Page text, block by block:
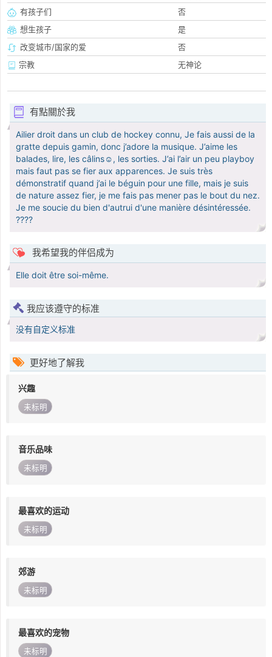
有孩子们
否
想生孩子
是
改变城市/国家的爱
否
宗教
无神论
有點關於我
Ailier droit dans un club de hockey connu, Je fais aussi de la
gratte depuis gamin, donc j’adore la musique. J’aime les
balades, lire, les câlins☺️, les sorties. J’ai l’air un peu playboy
mais faut pas se fier aux apparences. Je suis très
démonstratif quand j’ai le béguin pour une fille, mais je suis
de nature assez fier, je me fais pas mener pas le bout du nez.
Je me soucie du bien d'autrui d'une manière désintéressée.
????
我希望我的伴侣成为
Elle doit être soi-même.
我应该遵守的标准
没有自定义标准
更好地了解我
兴趣
未标明
音乐品味
未标明
最喜欢的运动
未标明
郊游
未标明
最喜欢的宠物
未标明